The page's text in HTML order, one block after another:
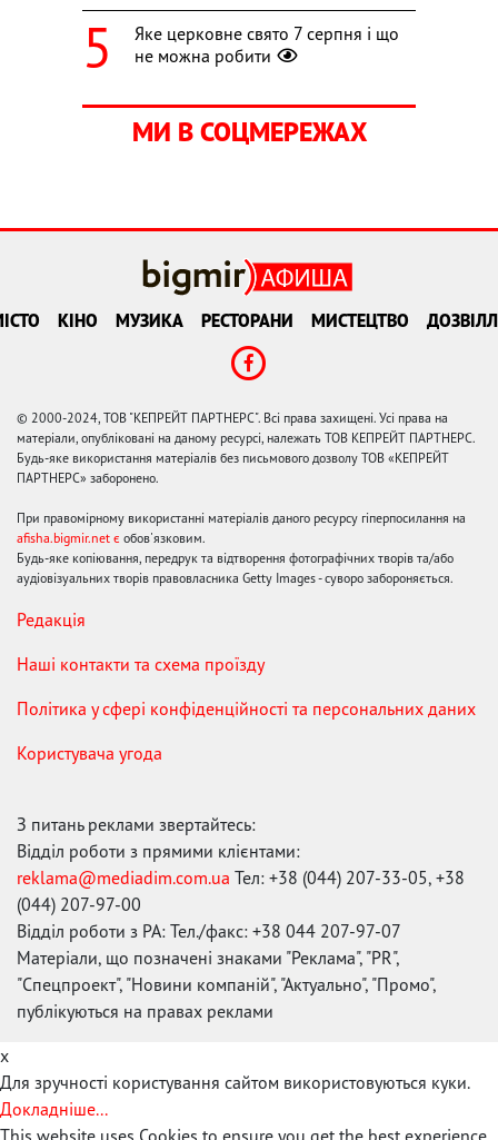
Яке церковне свято 7 серпня і що
не можна робити
МИ В СОЦМЕРЕЖАХ
КІНО МУЗИКА РЕСТОРАНИ МИСТЕЦТВО
© 2000-2024, ТОВ "КЕПРЕЙТ ПАРТНЕРС". Всі права захищені. Усі права на
матеріали, опубліковані на даному ресурсі, належать ТОВ КЕПРЕЙТ ПАРТНЕРС.
Будь-яке використання матеріалів без письмового дозволу ТОВ «КЕПРЕЙТ
ПАРТНЕРС» заборонено.
При правомірному використанні матеріалів даного ресурсу гіперпосилання на
afisha.bigmir.net є обов'язковим.
Будь-яке копіювання, передрук та відтворення фотографічних творів та/або
аудіовізуальних творів правовласника Getty Images - суворо забороняється.
Редакція
Наші контакти та схема проїзду
Політика у сфері конфіденційності та персональних даних
Користувача угода
З питань реклами звертайтесь:
Відділ роботи з прямими клієнтами:
reklama@mediadim.com.ua Тел: +38 (044) 207-33-05, +38
(044) 207-97-00
Відділ роботи з РА: Тел./факс: +38 044 207-97-07
Матеріали, що позначені знаками "Реклама", "PR",
"Спецпроект", "Новини компаній", "Актуально", "Промо",
публікуються на правах реклами
x
Для зручності користування сайтом використовуються куки.
Докладніше...